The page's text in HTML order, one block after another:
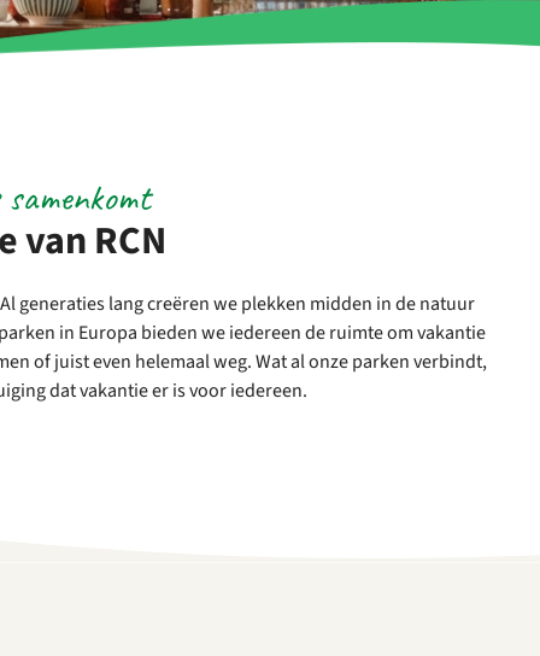
van RCN
generaties lang creëren we plekken midden in de natuur
in Europa bieden we iedereen de ruimte om vakantie
of juist even helemaal weg. Wat al onze parken verbindt,
dat vakantie er is voor iedereen.